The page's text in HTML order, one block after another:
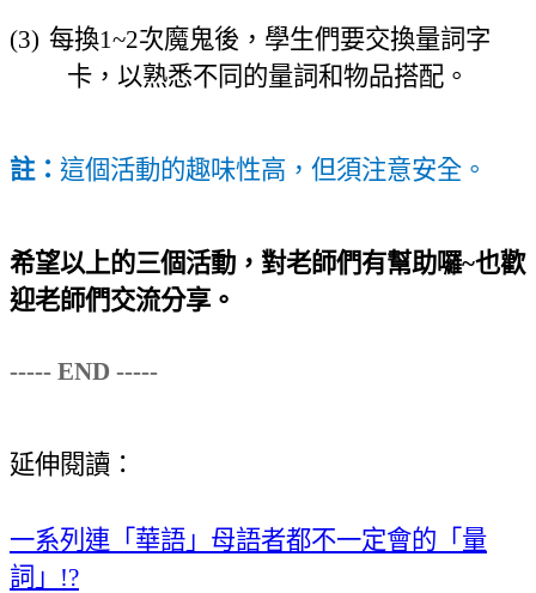
(3) 每換1~2次魔鬼後 ， 學生們要交換量詞字
卡 ，以熟悉不同的量詞和物品搭配 。
註： 這個活動的趣味性高，但須注意安全 。
希望以上的三個活動 ， 對老師們有幫助囉~也歡
迎老師們交流分享 。
----- END -----
延伸閱讀：
一系列連「華語」母語者都不一定會的「量
詞」 !?